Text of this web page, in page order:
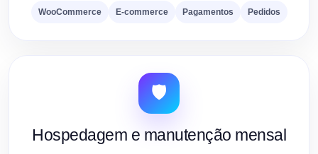
WooCommerce E-commerce Pagamentos Pedidos
🛡️
Hospedagem e manutenção mensal